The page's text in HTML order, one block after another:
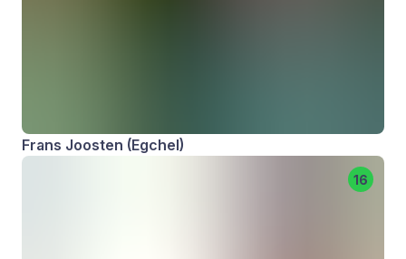
Frans Joosten (Egchel)
16